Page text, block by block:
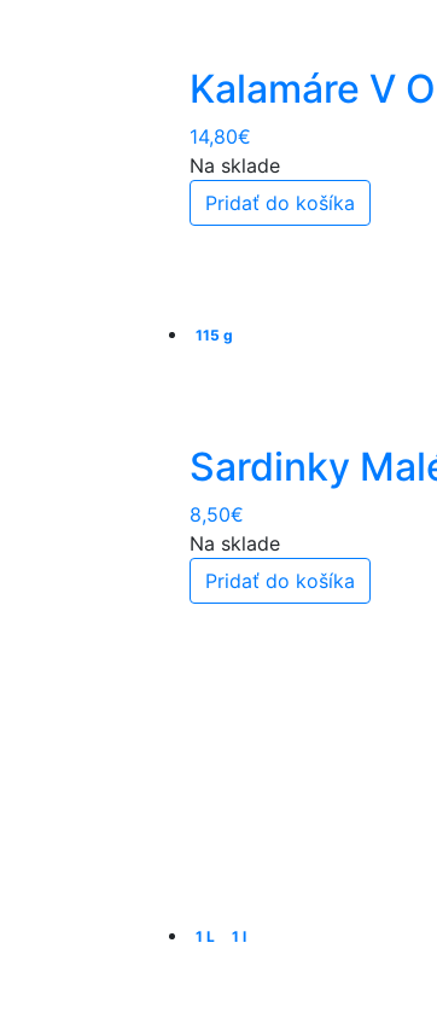
Kalamáre V
14,80€
Na sklade
Pridať do košíka
115 g
Sardinky
8,50€
Na sklade
Pridať do košíka
1 L 1 l